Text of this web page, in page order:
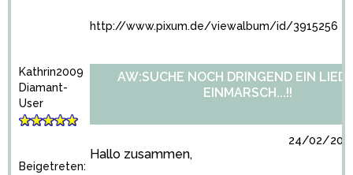
http://www.pixum.de/viewalbum/id/3915256
Kathrin2009
Diamant-
User
Beigetreten:
AW:SUCHE NOCH DRINGEND EIN LIED
EINMARSCH...!!
24/02/
Hallo zusammen,